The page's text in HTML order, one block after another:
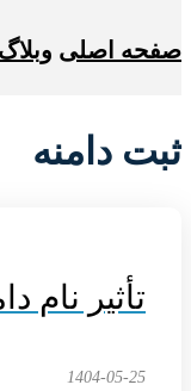
صفحه اصلی وبلاگ
ثبت دامنه
تأثیر نام
1404-05-25